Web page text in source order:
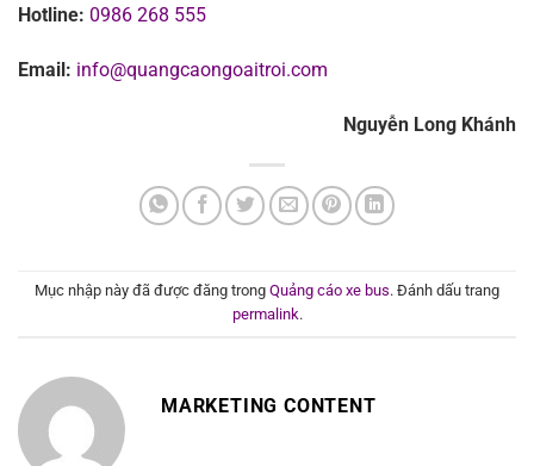
Hotline: 0986 268 555
Email: info@quangcaongoaitroi.com
Nguyễn Long Khánh
Mục nhập này đã được đăng trong Quảng cáo xe bus. Đánh dấu trang
permalink.
MARKETING CONTENT